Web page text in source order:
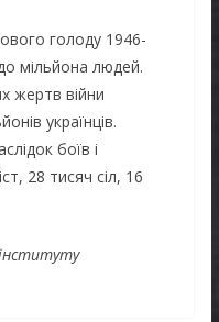
голоду 1946-
мільйона людей.
жертв війни
українців.
боїв і
28 тисяч сіл, 16